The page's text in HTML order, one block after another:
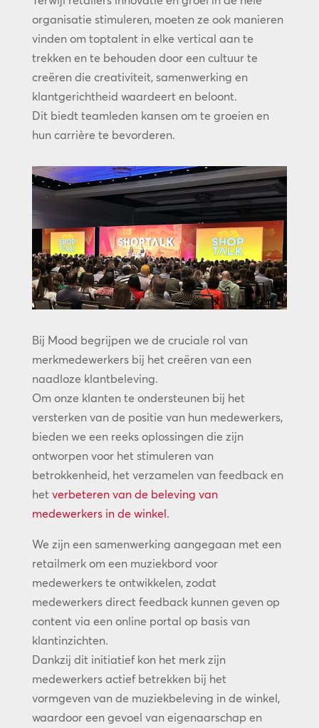
organisatie stimuleren, moeten ze ook manieren
vinden om toptalent in elke vertical aan te
trekken en te behouden door een cultuur te
creëren die creativiteit, samenwerking en
klantgerichtheid waardeert en beloont.
Dit biedt teamleden kansen om te groeien en
hun carrière te bevorderen.
Bij Mood begrijpen we de cruciale rol van
merkmedewerkers bij het creëren van een
naadloze klantbeleving.
Om onze klanten te ondersteunen bij het
versterken van de positie van hun medewerkers,
bieden we een reeks oplossingen die zijn
ontworpen voor het stimuleren van
betrokkenheid, het verzamelen van feedback en
het verbeteren van de beleving van
medewerkers in de winkel.
We zijn een samenwerking aangegaan met een
retailmerk om een muziekbord voor
medewerkers te ontwikkelen, zodat
medewerkers direct feedback kunnen geven op
content via een online portal op basis van
klantinzichten.
Dankzij dit initiatief kon het merk zijn
medewerkers actief betrekken bij het
vormgeven van de muziekbeleving in de winkel,
waardoor een gevoel van eigenaarschap en